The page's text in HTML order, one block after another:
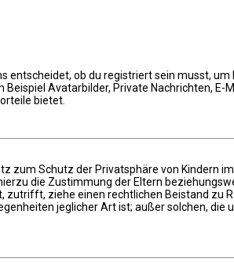
ob du registriert sein musst,
Avatarbilder, Private Nachrichten,
bietet.
zum Schutz der Privatsphäre von Kindern
die Zustimmung der Eltern
ziehe einen rechtlichen Beistand zu
jeglicher Art ist; außer solchen, die